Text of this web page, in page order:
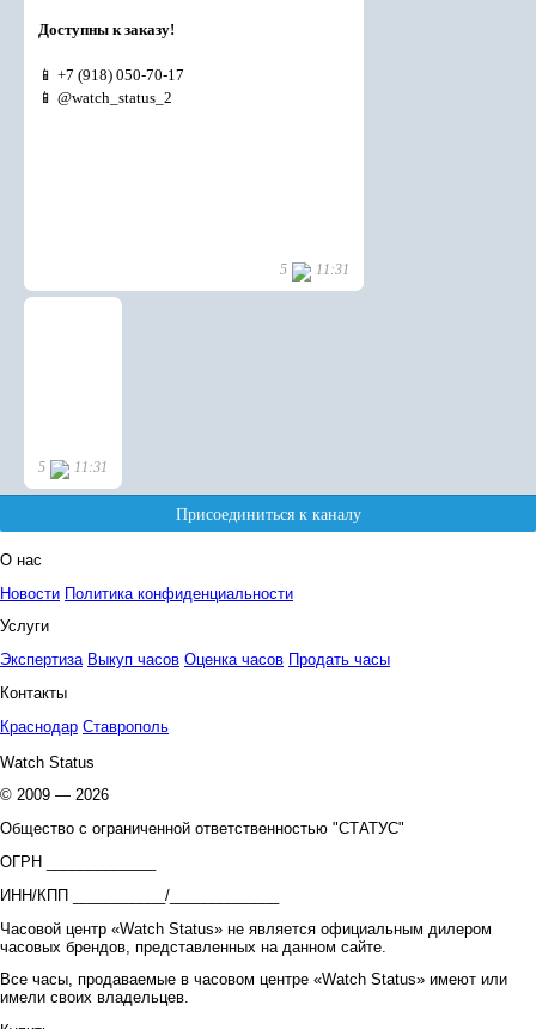
О нас
Новости Политика конфиденциальности
Услуги
Экспертиза Выкуп часов Оценка часов Продать часы
Контакты
Краснодар Ставрополь
Watch Status
© 2009 — 2026
Общество с ограниченной ответственностью "СТАТУС"
ОГРН _____________
ИНН/КПП ___________/_____________
Часовой центр «Watch Status» не является официальным дилером
часовых брендов, представленных на данном сайте.
Все часы, продаваемые в часовом центре «Watch Status» имеют или
имели своих владельцев.